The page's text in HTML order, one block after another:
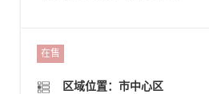
在售
区域位置： 市中心区